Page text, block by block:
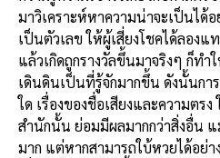
มาวิเคราะห์หาความน่าจะเป็นได้
เป็นตัวเลข ให้ผู้เสี่ยงโชคได้ลอง
แล้วเกิดถูกรางวัลขึ้นมาจริงๆ ก็ท
เดินดินเป็นที่รู้จักมากขึ้น ดังนั้นกา
ใด เรื่องของชื่อเสียงและความตรง
สำนักนั้น ย่อมมีผลมากกว่าสิ่งอื่น
มาก แต่หากสามารถใบ้หวยได้อย่า